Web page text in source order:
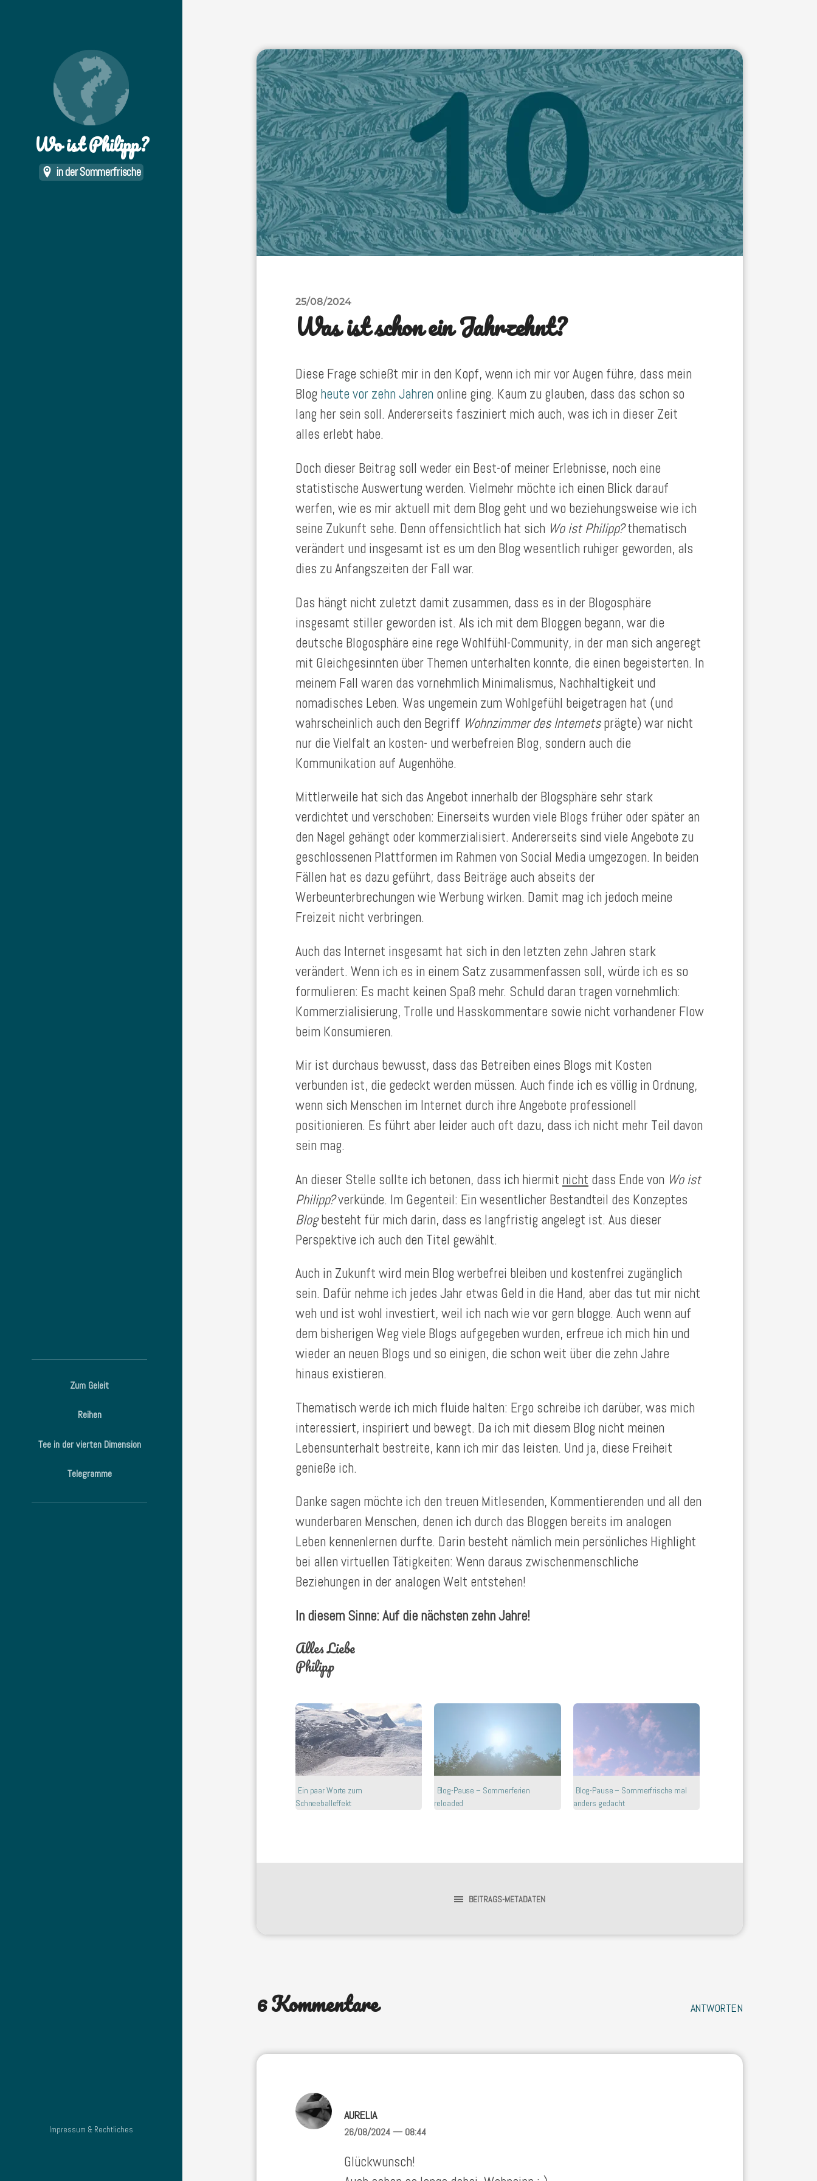
Wo ist Philipp?
in der Sommerfrische
Zum Geleit
Reihen
Tee in der vierten Dimension
Telegramme
Impressum & Rechtliches
25/08/2024
Was ist schon ein Jahrzehnt?
Diese Frage schießt mir in den Kopf, wenn ich mir vor Augen führe, dass mein
Blog heute vor zehn Jahren online ging. Kaum zu glauben, dass das schon so
lang her sein soll. Andererseits fasziniert mich auch, was ich in dieser Zeit
alles erlebt habe.
Doch dieser Beitrag soll weder ein Best-of meiner Erlebnisse, noch eine
statistische Auswertung werden. Vielmehr möchte ich einen Blick darauf
werfen, wie es mir aktuell mit dem Blog geht und wo beziehungsweise wie ich
seine Zukunft sehe. Denn offensichtlich hat sich Wo ist Philipp?thematisch
verändert und insgesamt ist es um den Blog wesentlich ruhiger geworden, als
dies zu Anfangszeiten der Fall war.
Das hängt nicht zuletzt damit zusammen, dass es in der Blogosphäre
insgesamt stiller geworden ist. Als ich mit dem Bloggen begann, war die
deutsche Blogosphäre eine rege Wohlfühl-Community, in der man sich angeregt
mit Gleichgesinnten über Themen unterhalten konnte, die einen begeisterten. In
meinem Fall waren das vornehmlich Minimalismus, Nachhaltigkeit und
nomadisches Leben. Was ungemein zum Wohlgefühl beigetragen hat (und
wahrscheinlich auch den Begriff Wohnzimmer des Internetsprägte) war nicht
nur die Vielfalt an kosten- und werbefreien Blog, sondern auch die
Kommunikation auf Augenhöhe.
Mittlerweile hat sich das Angebot innerhalb der Blogsphäre sehr stark
verdichtet und verschoben: Einerseits wurden viele Blogs früher oder später an
den Nagel gehängt oder kommerzialisiert. Andererseits sind viele Angebote zu
geschlossenen Plattformen im Rahmen von Social Media umgezogen. In beiden
Fällen hat es dazu geführt, dass Beiträge auch abseits der
Werbeunterbrechungen wie Werbung wirken. Damit mag ich jedoch meine
Freizeit nicht verbringen.
Auch das Internet insgesamt hat sich in den letzten zehn Jahren stark
verändert. Wenn ich es in einem Satz zusammenfassen soll, würde ich es so
formulieren: Es macht keinen Spaß mehr. Schuld daran tragen vornehmlich:
Kommerzialisierung, Trolle und Hasskommentare sowie nicht vorhandener Flow
beim Konsumieren.
Mir ist durchaus bewusst, dass das Betreiben eines Blogs mit Kosten
verbunden ist, die gedeckt werden müssen. Auch finde ich es völlig in Ordnung,
wenn sich Menschen im Internet durch ihre Angebote professionell
positionieren. Es führt aber leider auch oft dazu, dass ich nicht mehr Teil davon
sein mag.
An dieser Stelle sollte ich betonen, dass ich hiermit nicht dass Ende von Wo ist
Philipp?verkünde. Im Gegenteil: Ein wesentlicher Bestandteil des Konzeptes
Blogbesteht für mich darin, dass es langfristig angelegt ist. Aus dieser
Perspektive ich auch den Titel gewählt.
Auch in Zukunft wird mein Blog werbefrei bleiben und kostenfrei zugänglich
sein. Dafür nehme ich jedes Jahr etwas Geld in die Hand, aber das tut mir nicht
weh und ist wohl investiert, weil ich nach wie vor gern blogge. Auch wenn auf
dem bisherigen Weg viele Blogs aufgegeben wurden, erfreue ich mich hin und
wieder an neuen Blogs und so einigen, die schon weit über die zehn Jahre
hinaus existieren.
Thematisch werde ich mich fluide halten: Ergo schreibe ich darüber, was mich
interessiert, inspiriert und bewegt. Da ich mit diesem Blog nicht meinen
Lebensunterhalt bestreite, kann ich mir das leisten. Und ja, diese Freiheit
genieße ich.
Danke sagen möchte ich den treuen Mitlesenden, Kommentierenden und all den
wunderbaren Menschen, denen ich durch das Bloggen bereits im analogen
Leben kennenlernen durfte. Darin besteht nämlich mein persönliches Highlight
bei allen virtuellen Tätigkeiten: Wenn daraus zwischenmenschliche
Beziehungen in der analogen Welt entstehen!
In diesem Sinne: Auf die nächsten zehn Jahre!
Alles Liebe
Philipp
Ein paar Worte zum
Schneeballeffekt
Blog-Pause – Sommerferien
reloaded
Blog-Pause – Sommerfrische mal
anders gedacht
BEITRAGS-METADATEN
6 Kommentare ANTWORTEN
AURELIA
26/08/2024— 08:44
Glückwunsch!